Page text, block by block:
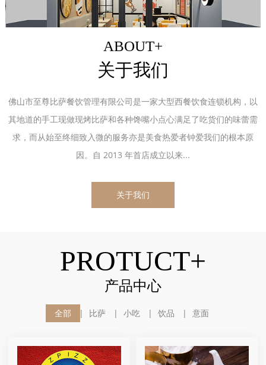
ABOUT+
关于我们
佛山市至尊比萨餐饮管理有限公司是一家大型西餐饮食连锁机构，以
其地道的手工现做现烤比萨和各种馋嘴小点心满足了吃货们的味蕾需
求，而从始至终细致入微的服务亦是美食热爱者钟爱我们的根本原
因。自 2013 年首店成立以来...
关于我们
PROTUCT+
产品中心
全部 比萨 小吃 饮品 意面